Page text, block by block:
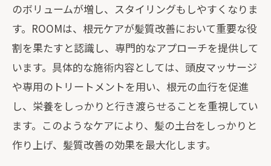
入れる
ROOMが提案する根元から始める髪質改善の
ステップ
髪質改善の第一歩は根元ケアから
ROOMが勧める日常の根元ケアの取り入
れ方
根元から始まる髪質改善のプロセス
のボリュームが増し、スタイリングもしやすくなりま
す。ROOMは、根元ケアが髪質改善において重要な役
割を果たすと認識し、専門的なアプローチを提供して
います。具体的な施術内容としては、頭皮マッサージ
や専用のトリートメントを用い、根元の血行を促進
し、栄養をしっかりと行き渡らせることを重視してい
ます。このようなケアにより、髪の土台をしっかりと
作り上げ、髪質改善の効果を最大化します。